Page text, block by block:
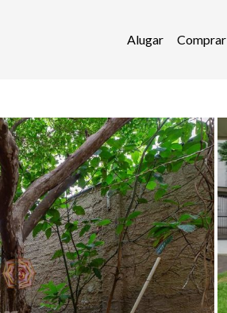
Alugar Comprar